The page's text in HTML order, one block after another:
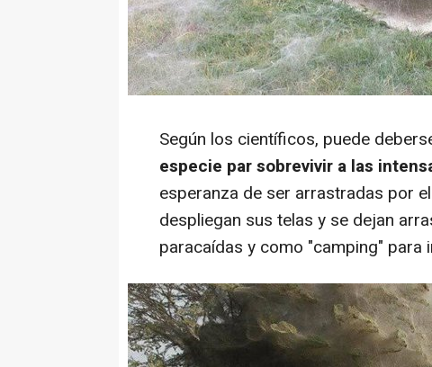
Según los científicos, puede
especie par sobrevivir a las
esperanza de ser arrastradas por
despliegan sus telas y se dejan
paracaídas y como "camping" para